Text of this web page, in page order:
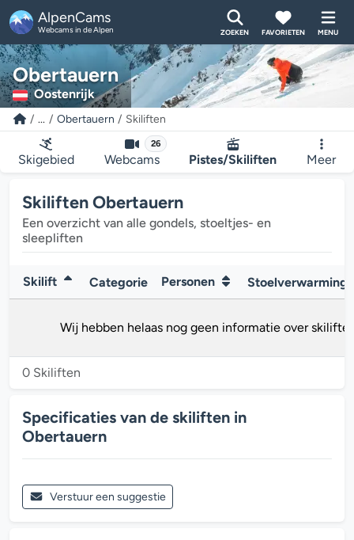
AlpenCams
Webcams in de Alpen ZOEKEN FAVORIETEN MENU
Obertauern
Oostenrijk
... Obertauern Skiliften
Skigebied
26
Webcams Pistes/Skiliften Meer
Skiliften Obertauern
Een overzicht van alle gondels, stoeltjes- en
sleepliften
0 Skiliften
Skilift Categorie Personen Stoelverwarming
Wij hebben helaas nog geen informatie over
Specificaties van de skiliften in
Obertauern
Verstuur een suggestie